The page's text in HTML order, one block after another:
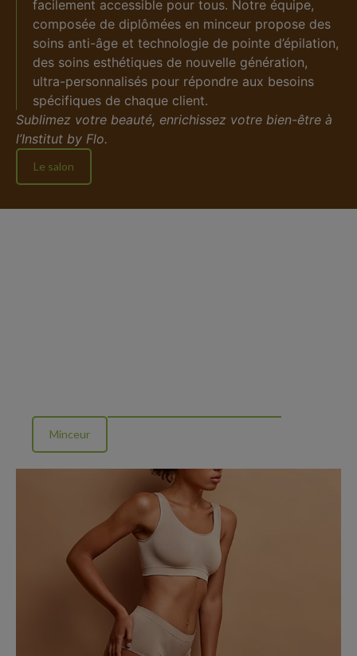
facilement accessible pour tous. Notre équipe,
composée de diplômées en minceur propose des
soins anti-âge et technologie de pointe d’épilation,
des soins esthétiques de nouvelle génération,
ultra-personnalisés pour répondre aux besoins
spécifiques de chaque client.
Sublimez votre beauté, enrichissez votre bien-être à
l’Institut by Flo.
Le salon
Minceur